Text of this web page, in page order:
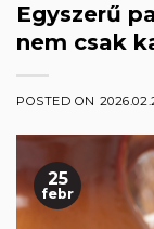
Egyszerű
nem csak
POSTED ON
25
febr